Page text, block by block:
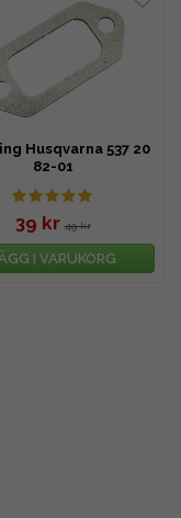
Husqvarna 537 20
82-01
39 kr 49 kr
I VARUKORG